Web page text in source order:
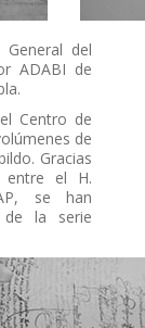
del
ADABI de
Centro de
de
Gracias
entre el H.
se han
de la serie